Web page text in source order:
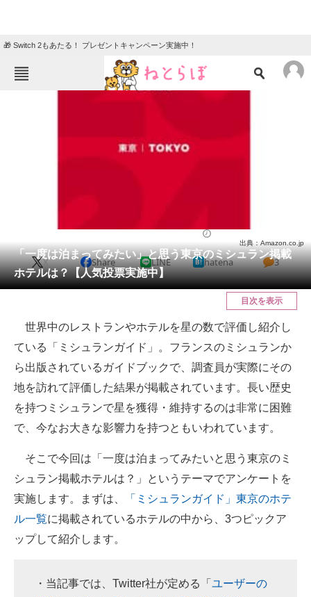
🎁 Switch 2もあたる！ プレゼントキャンペーン実施中！
クイズ
会員記事
メディア
ITの今と未来を見通す
スマホと通信の最新トレンド
進化するPCとデバイスの未来
好きが集まる 比べて選べる
ビジネスと働き方のヒント
企業ITのトレンドを詳説
マーケ×ITの今がよく分かる
「一度は泊まってみたい」と思う東京のミシュラン掲載
ホテルは？【人気投票実施中】
出典：Amazon.co.jp
X Share LINE hatena 3
目次を表示
世界中のレストランやホテルを星の数で評価し紹介し
ている「ミシュランガイド」。フランスのミシュランか
ら出版されているガイドブックで、調査員が実際にその
地を訪れて評価した結果が掲載されています。長い歴史
を持つミシュランで星を獲得・維持するのは非常に困難
で、今なお大きな影響力を持つともいわれています。
そこで今回は「一度は泊まってみたいと思う東京のミ
シュラン掲載ホテルは？」というテーマでアンケートを
実施します。まずは、
「ミシュランガイド」東京のホテ
ル一覧に掲載されているホテルの中から、3つピックア
ップして紹介します。
・当記事では、Twitter社が定める「 ユーザーの